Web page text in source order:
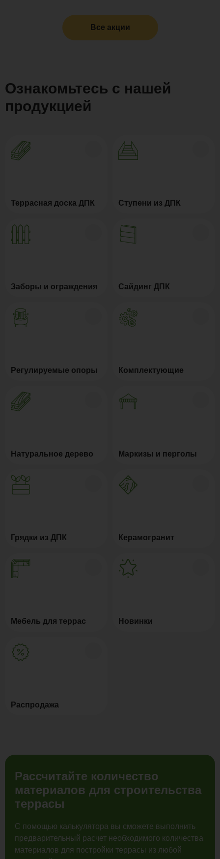
Все акции
Ознакомьтесь с нашей
продукцией
Террасная доска ДПК Ступени из ДПК
Заборы и ограждения Сайдинг ДПК
Регулируемые опоры Комплектующие
Натуральное дерево Маркизы и перголы
Грядки из ДПК Керамогранит
Мебель для террас Новинки
Распродажа
Рассчитайте количество
материалов для строительства
террасы
С помощью калькулятора вы сможете выполнить
предварительный расчет необходимого количества
материалов для постройки террасы из любой